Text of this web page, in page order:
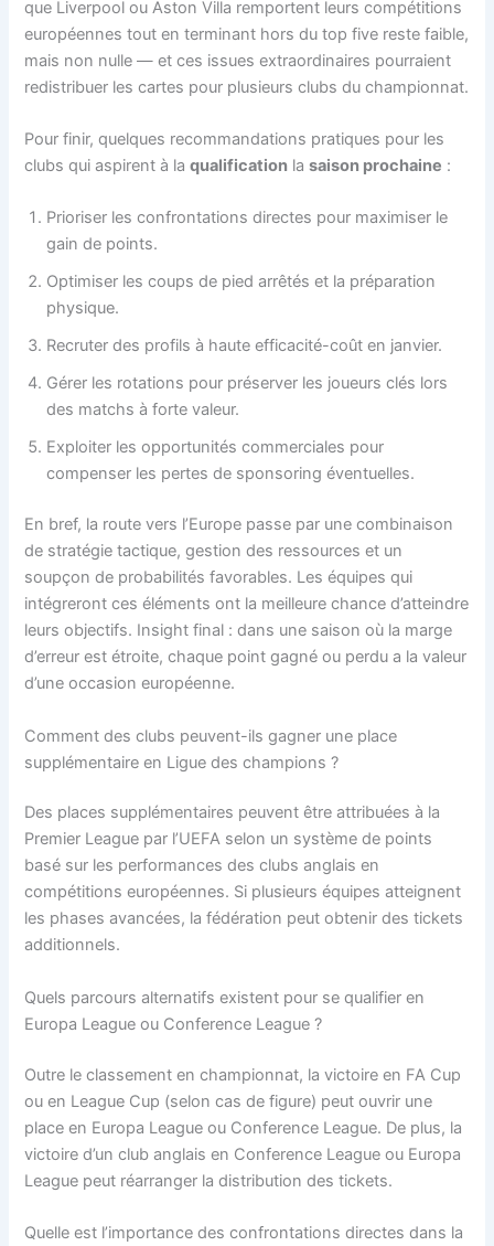
que Liverpool ou Aston Villa remportent leurs compétitions
européennes tout en terminant hors du top five reste faible,
mais non nulle — et ces issues extraordinaires pourraient
redistribuer les cartes pour plusieurs clubs du championnat.
Pour finir, quelques recommandations pratiques pour les
clubs qui aspirent à laqualification lasaison prochaine :
Prioriser les confrontations directes pour maximiser le
gain de points.
Optimiser les coups de pied arrêtés et la préparation
physique.
Recruter des profils à haute efficacité-coût en janvier.
Gérer les rotations pour préserver les joueurs clés lors
des matchs à forte valeur.
Exploiter les opportunités commerciales pour
compenser les pertes de sponsoring éventuelles.
En bref, la route vers l’Europe passe par une combinaison
de stratégie tactique, gestion des ressources et un
soupçon de probabilités favorables. Les équipes qui
intégreront ces éléments ont la meilleure chance d’atteindre
leurs objectifs. Insight final : dans une saison où la marge
d’erreur est étroite, chaque point gagné ou perdu a la valeur
d’une occasion européenne.
Comment des clubs peuvent-ils gagner une place
supplémentaire en Ligue des champions ?
Des places supplémentaires peuvent être attribuées à la
Premier League par l’UEFA selon un système de points
basé sur les performances des clubs anglais en
compétitions européennes. Si plusieurs équipes atteignent
les phases avancées, la fédération peut obtenir des tickets
additionnels.
Quels parcours alternatifs existent pour se qualifier en
Europa League ou Conference League ?
Outre le classement en championnat, la victoire en FA Cup
ou en League Cup (selon cas de figure) peut ouvrir une
place en Europa League ou Conference League. De plus, la
victoire d’un club anglais en Conference League ou Europa
League peut réarranger la distribution des tickets.
Quelle est l’importance des confrontations directes dans la